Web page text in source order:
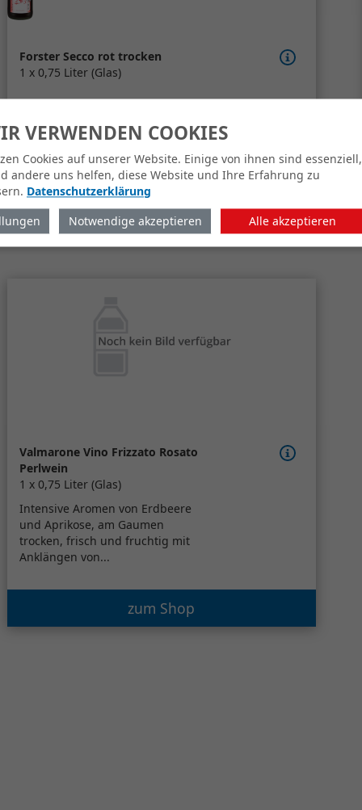
Forster Secco rot trocken
1 x 0,75 Liter (Glas)
zum Shop
Valmarone Vino Frizzato Rosato
Perlwein
1 x 0,75 Liter (Glas)
Intensive Aromen von Erdbeere
und Aprikose, am Gaumen
trocken, frisch und fruchtig mit
Anklängen von...
zum Shop
VERWENDEN COOKIES
Cookies auf unserer Website. Einige von ihnen sind essenziell,
andere uns helfen, diese Website und Ihre Erfahrung zu
Datenschutzerklärung
Notwendige akzeptieren Alle akzeptieren